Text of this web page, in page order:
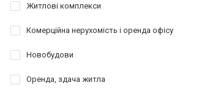
Житлові комплекси
Комерційна нерухомість і оренда офісу
Новобудови
Оренда, здача житла